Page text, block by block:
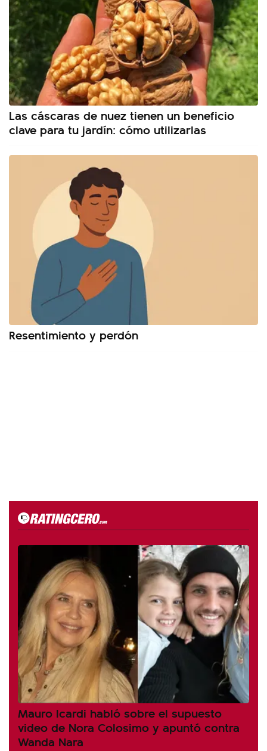
Las cáscaras de nuez tienen un beneficio
clave para tu jardín: cómo utilizarlas
Resentimiento y perdón
Mauro Icardi habló sobre el supuesto
video de Nora Colosimo y apuntó contra
Wanda Nara